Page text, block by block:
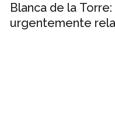
Blanca de la
urgentemente